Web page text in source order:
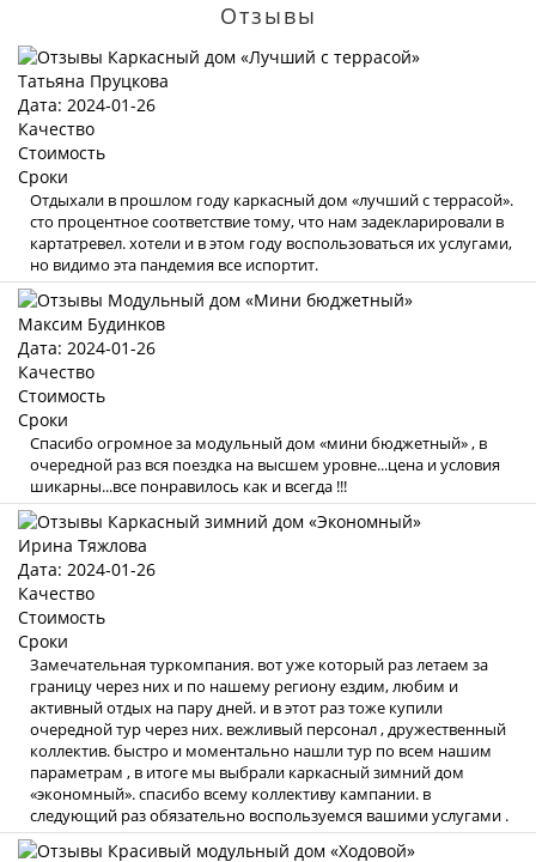
Отзывы
Татьяна Пруцкова
Дата: 2024-01-26
Качество
Стоимость
Сроки
Отдыхали в прошлом году каркасный дом «лучший с террасой».
сто процентное соответствие тому, что нам задекларировали в
картатревел. хотели и в этом году воспользоваться их услугами,
но видимо эта пандемия все испортит.
Максим Будинков
Дата: 2024-01-26
Качество
Стоимость
Сроки
Спасибо огромное за модульный дом «мини бюджетный» , в
очередной раз вся поездка на высшем уровне...цена и условия
шикарны...все понравилось как и всегда !!!
Ирина Тяжлова
Дата: 2024-01-26
Качество
Стоимость
Сроки
Замечательная туркомпания. вот уже который раз летаем за
границу через них и по нашему региону ездим, любим и
активный отдых на пару дней. и в этот раз тоже купили
очередной тур через них. вежливый персонал , дружественный
коллектив. быстро и моментально нашли тур по всем нашим
параметрам , в итоге мы выбрали каркасный зимний дом
«экономный». спасибо всему коллективу кампании. в
следующий раз обязательно воспользуемся вашими услугами .